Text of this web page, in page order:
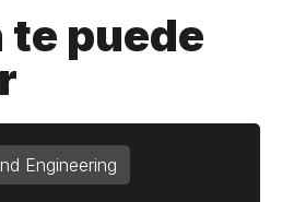
te puede
Engineering